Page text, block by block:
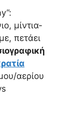
μίντια-
πετάει
αερίου